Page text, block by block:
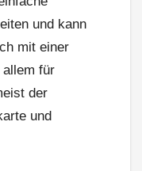
und kann
mit einer
allem für
der
und